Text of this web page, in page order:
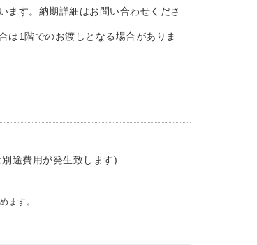
ます。納期詳細はお問い合わせくださ
は1階でのお渡しとなる場合がありま
途費用が発生致します)
ます。